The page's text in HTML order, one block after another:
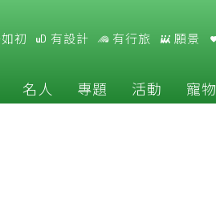
初 有設計 有行旅 願景
名人 專題 活動 寵物